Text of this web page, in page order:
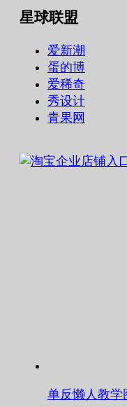
星球联盟
爱新潮
蛋的博
爱稀奇
秀设计
青果网
单反懒人教学